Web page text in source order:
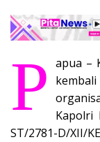
P apua –
Kapolri
ST/2781-D/XII/